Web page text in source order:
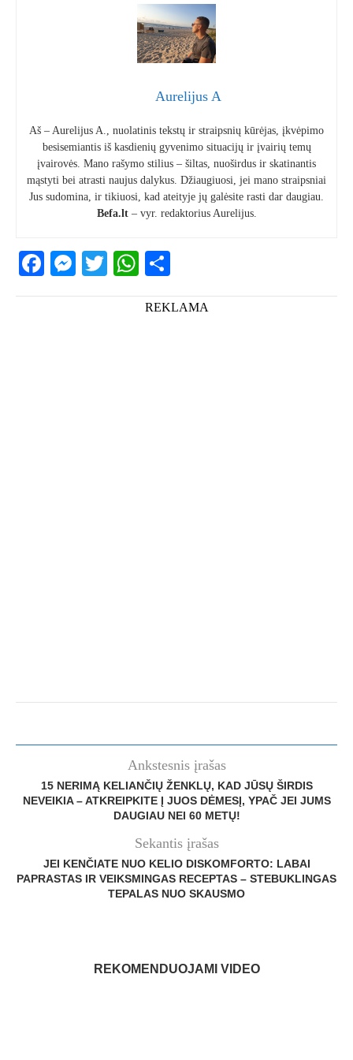
Aurelijus A
Aš – Aurelijus A., nuolatinis tekstų ir straipsnių kūrėjas, įkvėpimo
besisemiantis iš kasdienių gyvenimo situacijų ir įvairių temų
įvairovės. Mano rašymo stilius – šiltas, nuoširdus ir skatinantis
mąstyti bei atrasti naujus dalykus. Džiaugiuosi, jei mano straipsniai
Jus sudomina, ir tikiuosi, kad ateityje jų galėsite rasti dar daugiau.
Befa.lt– vyr. redaktorius Aurelijus.
Facebook
Messenger
TwitterWhatsApp
REKLAMA
Ankstesnis įrašas
15 NERIMĄ KELIANČIŲ ŽENKLŲ, KAD JŪSŲ ŠIRDIS
NEVEIKIA – ATKREIPKITE Į JUOS DĖMESĮ, YPAČ JEI JUMS
DAUGIAU NEI 60 METŲ!
Sekantis įrašas
JEI KENČIATE NUO KELIO DISKOMFORTO: LABAI
PAPRASTAS IR VEIKSMINGAS RECEPTAS – STEBUKLINGAS
TEPALAS NUO SKAUSMO
REKOMENDUOJAMI VIDEO